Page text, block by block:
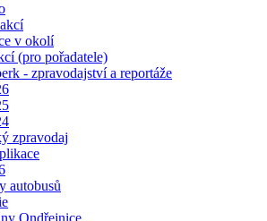
v okolí
(pro pořadatele)
- zpravodajství a reportáže
zpravodaj
autobusů
Ondřejnice